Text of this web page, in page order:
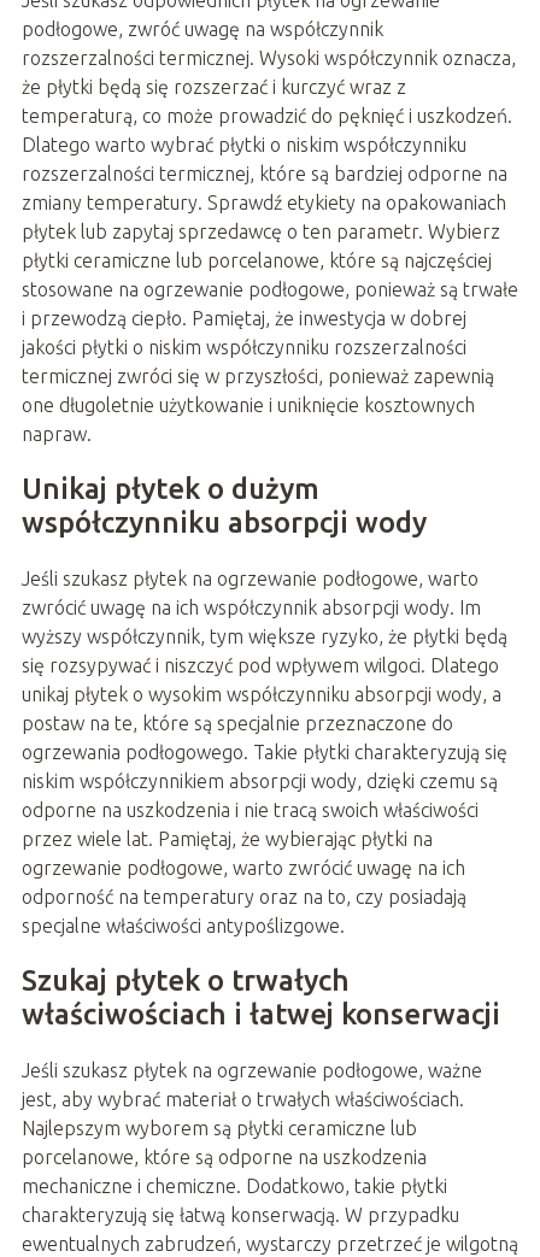
podłogowe, zwróć uwagę na współczynnik
rozszerzalności termicznej. Wysoki współczynnik oznacza,
że płytki będą się rozszerzać i kurczyć wraz z
temperaturą, co może prowadzić do pęknięć i uszkodzeń.
Dlatego warto wybrać płytki o niskim współczynniku
rozszerzalności termicznej, które są bardziej odporne na
zmiany temperatury. Sprawdź etykiety na opakowaniach
płytek lub zapytaj sprzedawcę o ten parametr. Wybierz
płytki ceramiczne lub porcelanowe, które są najczęściej
stosowane na ogrzewanie podłogowe, ponieważ są trwałe
i przewodzą ciepło. Pamiętaj, że inwestycja w dobrej
jakości płytki o niskim współczynniku rozszerzalności
termicznej zwróci się w przyszłości, ponieważ zapewnią
one długoletnie użytkowanie i uniknięcie kosztownych
napraw.
Unikaj płytek o dużym
współczynniku absorpcji wody
Jeśli szukasz płytek na ogrzewanie podłogowe, warto
zwrócić uwagę na ich współczynnik absorpcji wody. Im
wyższy współczynnik, tym większe ryzyko, że płytki będą
się rozsypywać i niszczyć pod wpływem wilgoci. Dlatego
unikaj płytek o wysokim współczynniku absorpcji wody, a
postaw na te, które są specjalnie przeznaczone do
ogrzewania podłogowego. Takie płytki charakteryzują się
niskim współczynnikiem absorpcji wody, dzięki czemu są
odporne na uszkodzenia i nie tracą swoich właściwości
przez wiele lat. Pamiętaj, że wybierając płytki na
ogrzewanie podłogowe, warto zwrócić uwagę na ich
odporność na temperatury oraz na to, czy posiadają
specjalne właściwości antypoślizgowe.
Szukaj płytek o trwałych
właściwościach i łatwej konserwacji
Jeśli szukasz płytek na ogrzewanie podłogowe, ważne
jest, aby wybrać materiał o trwałych właściwościach.
Najlepszym wyborem są płytki ceramiczne lub
porcelanowe, które są odporne na uszkodzenia
mechaniczne i chemiczne. Dodatkowo, takie płytki
charakteryzują się łatwą konserwacją. W przypadku
ewentualnych zabrudzeń, wystarczy przetrzeć je wilgotną